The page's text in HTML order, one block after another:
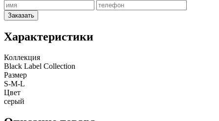
Заказать
Характеристики
Коллекция
Black Label Collection
Размер
S-M-L
Цвет
серый